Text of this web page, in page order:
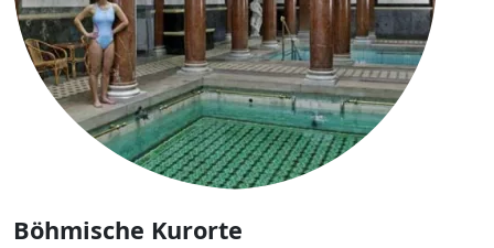
Böhmische Kurorte